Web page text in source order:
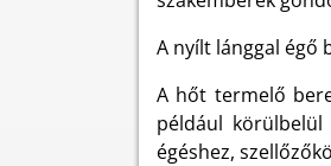
A nyílt lánggal égő
A hőt termelő
például körülbelül
égéshez,